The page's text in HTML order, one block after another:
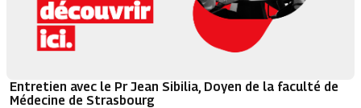
Entretien avec le Pr Jean Sibilia, Doyen de la faculté de
Médecine de Strasbourg